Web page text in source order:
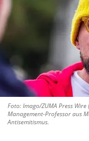
Foto: Imago/ZUMA Press
Management-Professor aus
Antisemitismus.